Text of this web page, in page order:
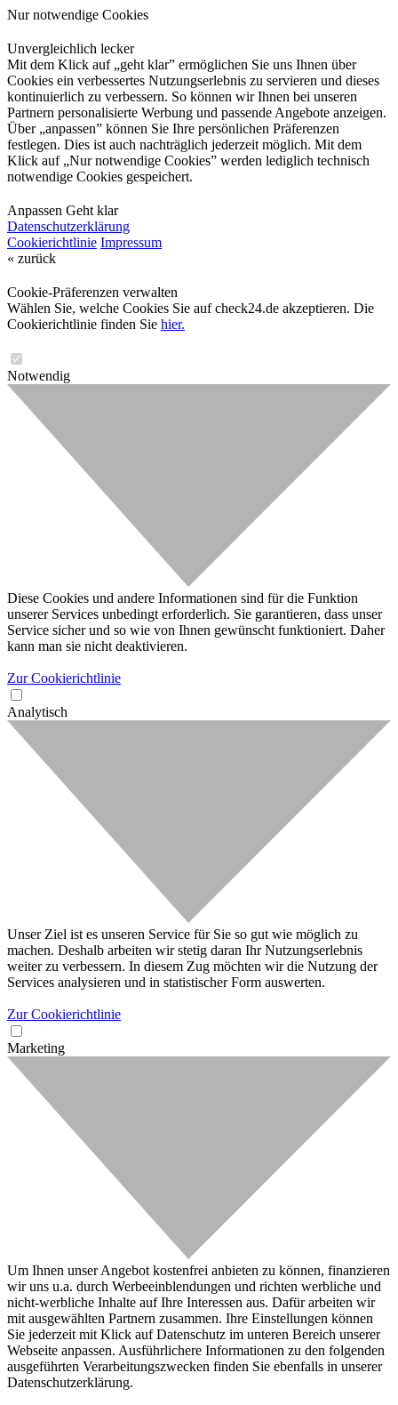
Nur notwendige Cookies
Unvergleichlich lecker
Mit dem Klick auf „geht klar” ermöglichen Sie uns Ihnen über
Cookies ein verbessertes Nutzungserlebnis zu servieren und dieses
kontinuierlich zu verbessern. So können wir Ihnen bei unseren
Partnern personalisierte Werbung und passende Angebote anzeigen.
Über „anpassen” können Sie Ihre persönlichen Präferenzen
festlegen. Dies ist auch nachträglich jederzeit möglich. Mit dem
Klick auf „Nur notwendige Cookies” werden lediglich technisch
notwendige Cookies gespeichert.
Anpassen Geht klar
Datenschutzerklärung
Cookierichtlinie Impressum
« zurück
Cookie-Präferenzen verwalten
Wählen Sie, welche Cookies Sie auf check24.de akzeptieren. Die
Cookierichtlinie finden Sie hier.
Notwendig
Diese Cookies und andere Informationen sind für die Funktion
unserer Services unbedingt erforderlich. Sie garantieren, dass unser
Service sicher und so wie von Ihnen gewünscht funktioniert. Daher
kann man sie nicht deaktivieren.
Zur Cookierichtlinie
Analytisch
Unser Ziel ist es unseren Service für Sie so gut wie möglich zu
machen. Deshalb arbeiten wir stetig daran Ihr Nutzungserlebnis
weiter zu verbessern. In diesem Zug möchten wir die Nutzung der
Services analysieren und in statistischer Form auswerten.
Zur Cookierichtlinie
Marketing
Um Ihnen unser Angebot kostenfrei anbieten zu können, finanzieren
wir uns u.a. durch Werbeeinblendungen und richten werbliche und
nicht-werbliche Inhalte auf Ihre Interessen aus. Dafür arbeiten wir
mit ausgewählten Partnern zusammen. Ihre Einstellungen können
Sie jederzeit mit Klick auf Datenschutz im unteren Bereich unserer
Webseite anpassen. Ausführlichere Informationen zu den folgenden
ausgeführten Verarbeitungszwecken finden Sie ebenfalls in unserer
Datenschutzerklärung.